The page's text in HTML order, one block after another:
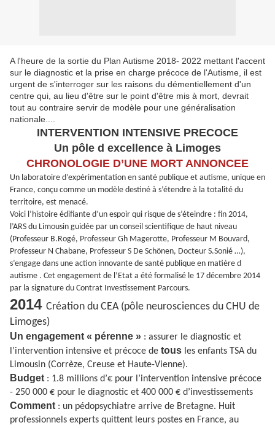
A l'heure de la sortie du Plan Autisme 2018- 2022 mettant l'accent
sur le diagnostic et la prise en charge précoce de l'Autisme, il est
urgent de s'interroger sur les raisons du démentiellement d'un
centre qui, au lieu d'être sur le point d'être mis à mort, devrait
tout au contraire servir de modèle pour une généralisation
nationale....
INTERVENTION INTENSIVE PRECOCE
Un pôle d excellence à Limoges
CHRONOLOGIE D’UNE MORT ANNONCEE
Un laboratoire d’expérimentation en santé publique et autisme, unique en
France, conçu comme un modèle destiné à s’étendre à la totalité du
territoire, est menacé.
Voici l’histoire édifiante d’un espoir qui risque de s’éteindre : fin 2014,
l’ARS du Limousin guidée par un conseil scientifique de haut niveau
(Professeur B.Rogé, Professeur Gh Magerotte, Professeur M Bouvard,
Professeur N Chabane, Professeur S De Schönen, Docteur S.Sonié …),
s’engage dans une action innovante de santé publique en matière d
autisme . Cet engagement de l’Etat a été formalisé le 17 décembre 2014
par la signature du Contrat Investissement Parcours.
2014 Création du CEA (pôle neurosciences du CHU de
Limoges)
Un engagement « pérenne » : assurer le diagnostic et
l’intervention intensive et précoce de tous les enfants TSA du
Limousin (Corrèze, Creuse et Haute-Vienne).
Budget : 1.8 millions d’€ pour l’intervention intensive précoce
- 250 000 € pour le diagnostic et 400 000 € d’investissements
Comment : un pédopsychiatre arrive de Bretagne. Huit
professionnels experts quittent leurs postes en France, au